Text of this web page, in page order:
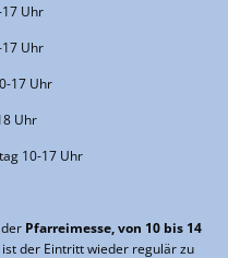
Uhr
Uhr
17 Uhr
Uhr
10-17 Uhr
Pfarreimesse, von 10 bis 14
der Eintritt wieder regulär zu